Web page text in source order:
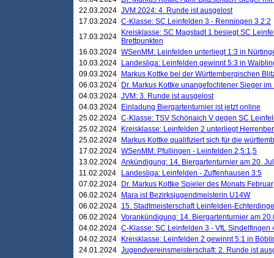
22.03.2024 JVM 2024: 4. Runde ist ausgelost
17.03.2024 C-Klasse: SC Leinfelden 3 - Renningen 3 2:2
17.03.2024
Kreisklasse: SC Magstadt 1 besiegt SC
Brettpunkten
16.03.2024 WSenMM: Leinfelden unterliegt 1:3 in
10.03.2024
Landesliga: Leinfelden gewinnt 5:3 in
09.03.2024
Markus Kottke bei der Württembergischen
06.03.2024
Dr. Markus Kottke unangefochtener Sieger
04.03.2024 JVM: 3. Runde ist ausgelost
04.03.2024
Einladung Biergartenturnier ist jetzt online
25.02.2024 C-Klasse: TSV Schönaich V gegen SC
25.02.2024
Kreisklasse: Leinfelden 2 unterliegt
25.02.2024
Markus Kottke qualifiziert sich für die
17.02.2024 WSenMM: Pfullingen - Leinfelden 2,5:1,5
13.02.2024 Ankündigung: 14. Biergartenturnier am 20.
11.02.2024
Landesliga: Leinfelden - Zuffenhausen 3:5
07.02.2024
Dr. Markus Kottke Spieler des Monats Februar
06.02.2024
Mara ist Bezirksjugendmeisterin U14W
06.02.2024 15. Stadtmeisterschaft Leinfelden-
06.02.2024 Vorankündigung: 14. Biergartenturnier am
04.02.2024 C-Klasse: SC Leinfelden 3 - VfL Sindelfingen
04.02.2024
Kreisklasse: Leinfelden 2 gewinnt 5:1 in
24.01.2024 Jugendvereinsmeisterschaft: 2. Runde ist